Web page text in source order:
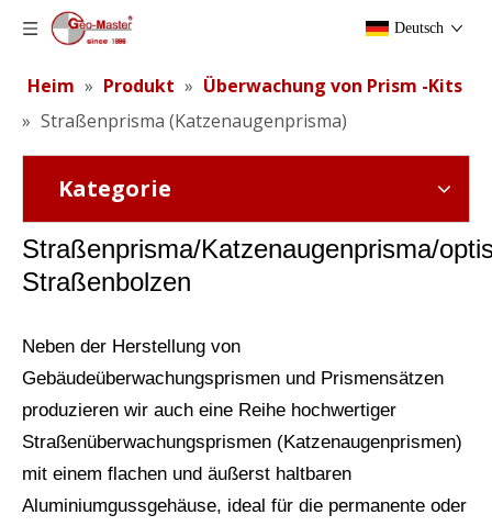
Deutsch
Heim » Produkt » Überwachung von Prism -Kits
» Straßenprisma (Katzenaugenprisma)
Kategorie
Straßenprisma/Katzenaugenprisma/
Straßenbolzen
Neben der Herstellung von
Gebäudeüberwachungsprismen und Prismensätzen
produzieren wir auch eine Reihe hochwertiger
Straßenüberwachungsprismen (Katzenaugenprismen)
mit einem flachen und äußerst haltbaren
Aluminiumgussgehäuse, ideal für die permanente oder